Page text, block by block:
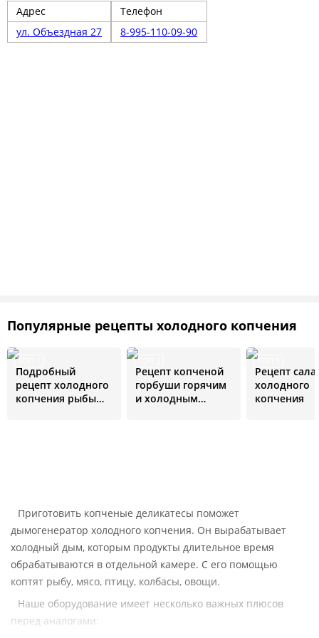
Адрес
Телефон
ул. Объездная 27
8-995-110-09-90
Популярные рецепты холодного копчения
ТОП 1
Подробный
рецепт холодного
копчения рыбы
ТОП 2
Рецепт копченой
горбуши горячим
и холодным
ТОП 3
Рецепт сала
холодного
копчения
Приготовить копченые деликатесы поможет
дымогенератор холодного копчения. Он вырабатывает
холодный дым, которым продукты длительное время
обрабатываются в отдельной камере. С его помощью
коптят рыбу, мясо, птицу, колбасы, овощи.
Наше оборудование имеет несколько важных плюсов
перед аналогами: